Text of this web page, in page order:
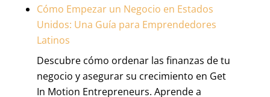
Cómo Empezar un Negocio en Estados
Unidos: Una Guía para Emprendedores
Latinos
Descubre cómo ordenar las finanzas de tu
negocio y asegurar su crecimiento en Get
In Motion Entrepreneurs. Aprende a